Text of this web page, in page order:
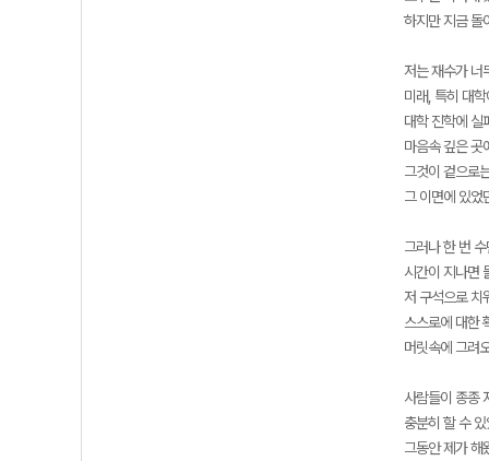
하지만 지금 돌
저는 재수가 너
미래, 특히 대
대학 진학에 실
마음속 깊은 곳
그것이 겉으로
그 이면에 있었
그러나 한 번
시간이 지나면
저 구석으로 치
스스로에 대한
머릿속에 그려
사람들이 종종
충분히 할 수
그동안 제가 해